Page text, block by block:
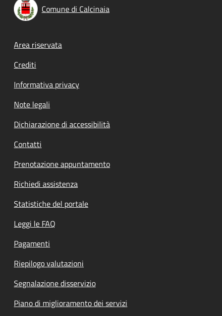
Comune di Calcinaia
Footer menu
Area riservata
Crediti
Informativa privacy
Note legali
Dichiarazione di accessibilità
Contatti
Prenotazione appuntamento
Richiedi assistenza
Statistiche del portale
Leggi le FAQ
Pagamenti
Riepilogo valutazioni
Segnalazione disservizio
Piano di miglioramento dei servizi